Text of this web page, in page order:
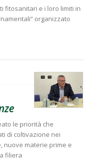
fitosanitari e i loro limiti in
organizzato
le priorità che
di coltivazione nei
nuove materie prime e
filiera